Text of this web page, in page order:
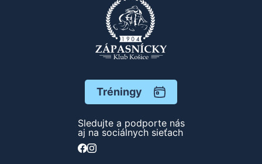
Tréningy
Sledujte a podporte nás
aj na sociálnych sieťach